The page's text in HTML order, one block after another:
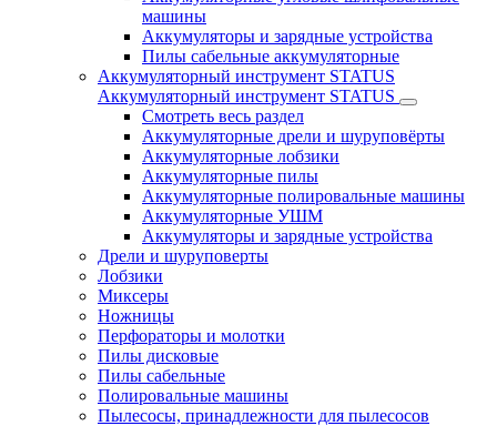
машины
Аккумуляторы и зарядные устройства
Пилы сабельные аккумуляторные
Аккумуляторный инструмент STATUS
Аккумуляторный инструмент STATUS
Смотреть весь раздел
Аккумуляторные дрели и шуруповёрты
Аккумуляторные лобзики
Аккумуляторные пилы
Аккумуляторные полировальные машины
Аккумуляторные УШМ
Аккумуляторы и зарядные устройства
Дрели и шуруповерты
Лобзики
Миксеры
Ножницы
Перфораторы и молотки
Пилы дисковые
Пилы сабельные
Полировальные машины
Пылесосы, принадлежности для пылесосов